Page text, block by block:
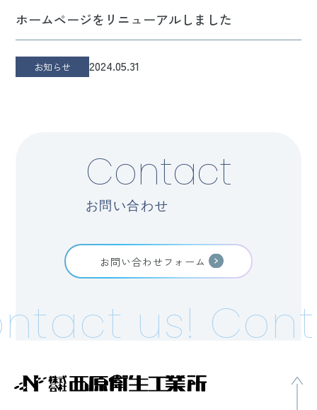
ホームページをリニューアルしました
お知らせ 2024.05.31
Contact
お問い合わせ
お問い合わせフォーム
us!